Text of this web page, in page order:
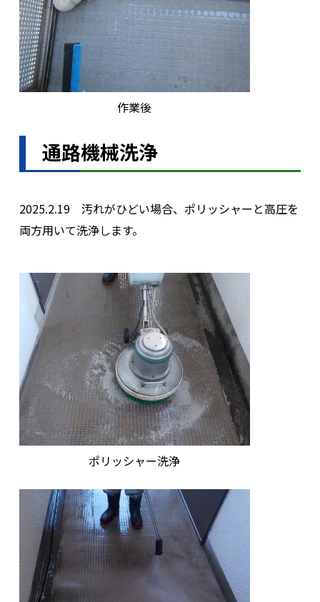
作業後
通路機械洗浄
2025.2.19 汚れがひどい場合、ポリッシャーと高圧を
両方用いて洗浄します。
ポリッシャー洗浄